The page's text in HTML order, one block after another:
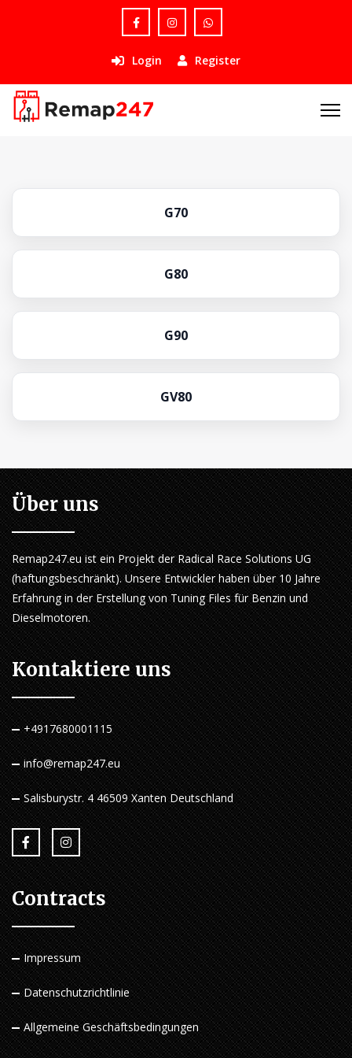
Login Register
G70
G80
G90
GV80
Über uns
Remap247.eu ist ein Projekt der Radical Race Solutions UG
(haftungsbeschränkt). Unsere Entwickler haben über 10 Jahre
Erfahrung in der Erstellung von Tuning Files für Benzin und
Dieselmotoren.
Kontaktiere uns
+4917680001115
info@remap247.eu
Salisburystr. 4 46509 Xanten Deutschland
Contracts
Impressum
Datenschutzrichtlinie
Allgemeine Geschäftsbedingungen